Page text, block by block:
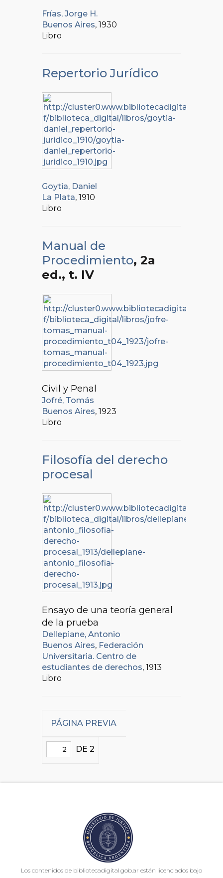
Frías, Jorge H.
Buenos Aires, 1930
Libro
Repertorio Jurídico
Goytia, Daniel
La Plata, 1910
Libro
Manual de
Procedimiento, 2a
ed., t. IV
Civil y Penal
Jofré, Tomás
Buenos Aires, 1923
Libro
Filosofía del derecho
procesal
Ensayo de una teoría general
de la prueba
Dellepiane, Antonio
Buenos Aires, Federación
Universitaria. Centro de
estudiantes de derechos, 1913
Libro
PÁGINA PREVIA
DE 2
Los contenidos de bibliotecadigital.gob.ar están licenciados bajo